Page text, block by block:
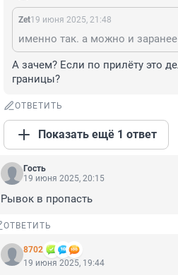
Zet19 июня 2025, 21:48
именно так. а можно и
А зачем? Если по прилёту это
границы?
ОТВЕТИТЬ
Показать ещё 1 ответ
Гость
19 июня 2025, 20:15
Рывок в пропасть
ОТВЕТИТЬ
8702
19 июня 2025, 19:44